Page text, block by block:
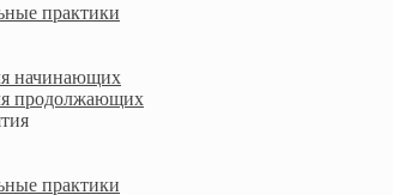
практики
начинающих
продолжающих
практики